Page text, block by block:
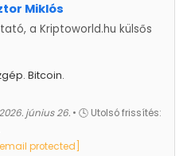
Miklós
a Kriptoworld.hu külsős
Bitcoin.
június 26. • 🕓 Utolsó frissítés:
[email protected]